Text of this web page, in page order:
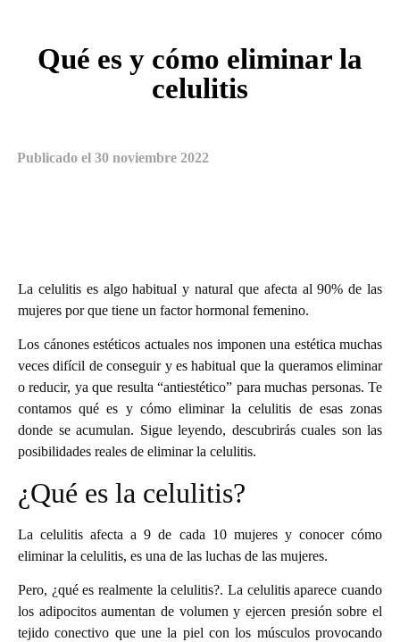
Qué es y cómo eliminar la
celulitis
Publicado el 30 noviembre 2022
La celulitis es algo habitual y natural que afecta al 90% de las
mujeres por que tiene un factor hormonal femenino.
Los cánones estéticos actuales nos imponen una estética muchas
veces difícil de conseguir y es habitual que la queramos eliminar
o reducir, ya que resulta “antiestético” para muchas personas. Te
contamos qué es y cómo eliminar la celulitis de esas zonas
donde se acumulan. Sigue leyendo, descubrirás cuales son las
posibilidades reales de eliminar la celulitis.
¿Qué es la celulitis?
La celulitis afecta a 9 de cada 10 mujeres y conocer cómo
eliminar la celulitis, es una de las luchas de las mujeres.
Pero, ¿qué es realmente la celulitis?. La celulitis aparece cuando
los adipocitos aumentan de volumen y ejercen presión sobre el
tejido conectivo que une la piel con los músculos provocando